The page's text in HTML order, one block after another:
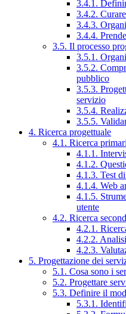
3.4.1.
3.4.2.
3.4.3.
3.4.4.
3.5. Il processo
3.5.1.
3.5.2.
pubblico
3.5.3.
servizio
3.5.4.
3.5.5.
4. Ricerca progettuale
4.1. Ricerca
4.1.1.
4.1.2.
4.1.3. Test
4.1.4. Web
4.1.5.
utente
4.2. Ricerca
4.2.1.
4.2.2.
4.2.3.
5. Progettazione dei
5.1. Cosa sono i
5.2. Progettare
5.3. Definire il
5.3.1.